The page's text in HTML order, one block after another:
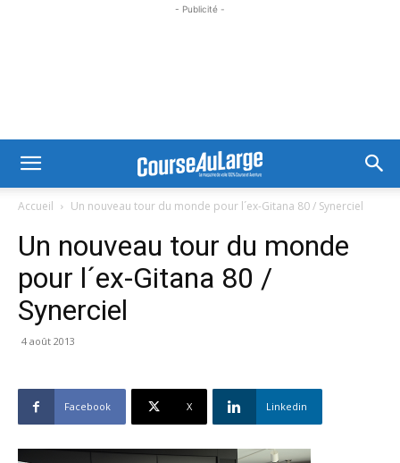
- Publicité -
Accueil Un nouveau tour du monde pour l´ex-Gitana 80 / Synerciel
Un nouveau tour du monde
pour l´ex-Gitana 80 /
Synerciel
4 août 2013
Facebook X Linkedin